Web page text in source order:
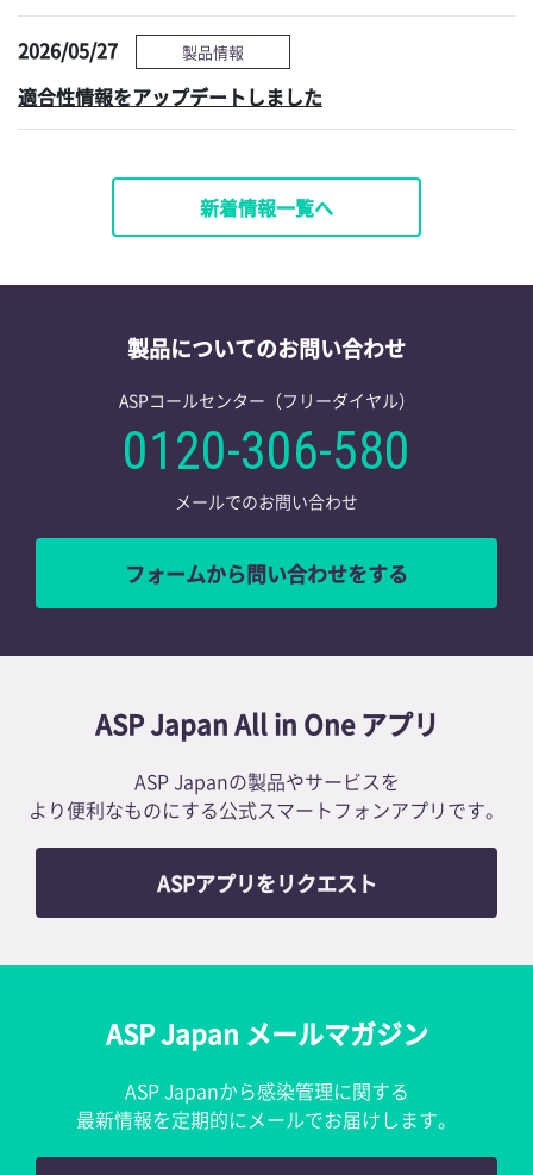
2026/05/27 製品情報
適合性情報をアップデートしました
新着情報一覧へ
製品についてのお問い合わせ
ASPコールセンター（フリーダイヤル）
0120-306-580
メールでのお問い合わせ
フォームから問い合わせをする
ASP Japan All in One アプリ
ASP Japanの製品やサービスを
より便利なものにする公式スマートフォンアプリです。
ASPアプリをリクエスト
ASP Japan メールマガジン
ASP Japanから感染管理に関する
最新情報を定期的にメールでお届けします。